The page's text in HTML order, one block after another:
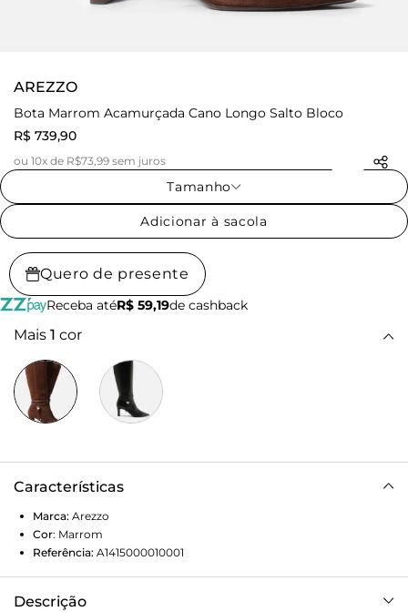
AREZZO
Bota Marrom Acamurçada Cano Longo Salto Bloco
R$ 739,90
ou 10x de R$73,99 sem juros
Tamanho
Adicionar à sacola
Quero de presente
Receba atéR$ 59,19de cashback
Mais 1 cor
Características
Marca: Arezzo
Cor: Marrom
Referência: A1415000010001
Descrição